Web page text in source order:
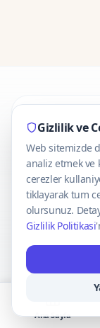
©
Gizlilik ve
Web sitemizde
analiz etmek ve
cerezler
tiklayarak tum
olursunuz.
Gizlilik Politikasi
Ana Sayfa